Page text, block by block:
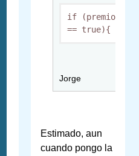
if (premio
== true){
Jorge
Estimado, aun
cuando pongo la